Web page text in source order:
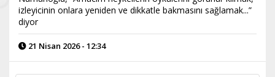
izleyicinin onlara yeniden ve dikkatle bakmasını sağlamak...”
diyor
21 Nisan 2026 - 12:34